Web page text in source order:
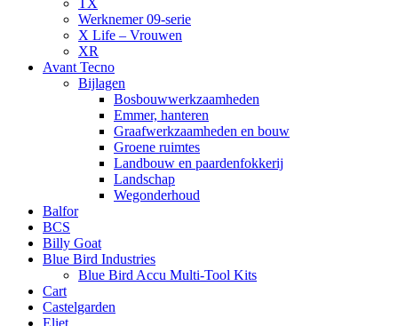
Werknemer 09-serie
X Life – Vrouwen
XR
Avant Tecno
Bijlagen
Bosbouwwerkzaamheden
Emmer, hanteren
Graafwerkzaamheden en bouw
Groene ruimtes
Landbouw en paardenfokkerij
Landschap
Wegonderhoud
Balfor
BCS
Billy Goat
Blue Bird Industries
Blue Bird Accu Multi-Tool Kits
Cart
Castelgarden
Eliet